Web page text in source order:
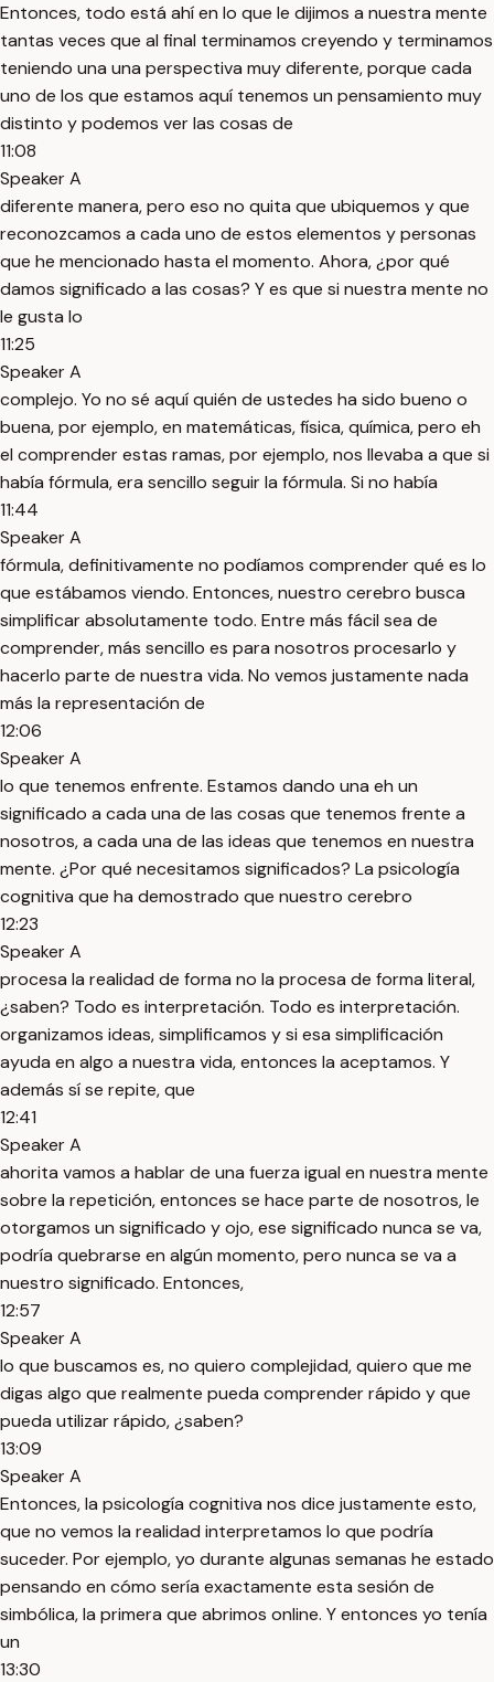
Entonces, todo está ahí en lo que le dijimos a nuestra mente
tantas veces que al final terminamos creyendo y terminamos
teniendo una una perspectiva muy diferente, porque cada
uno de los que estamos aquí tenemos un pensamiento muy
distinto y podemos ver las cosas de
11:08
Speaker A
diferente manera, pero eso no quita que ubiquemos y que
reconozcamos a cada uno de estos elementos y personas
que he mencionado hasta el momento. Ahora, ¿por qué
damos significado a las cosas? Y es que si nuestra mente no
le gusta lo
11:25
Speaker A
complejo. Yo no sé aquí quién de ustedes ha sido bueno o
buena, por ejemplo, en matemáticas, física, química, pero eh
el comprender estas ramas, por ejemplo, nos llevaba a que si
había fórmula, era sencillo seguir la fórmula. Si no había
11:44
Speaker A
fórmula, definitivamente no podíamos comprender qué es lo
que estábamos viendo. Entonces, nuestro cerebro busca
simplificar absolutamente todo. Entre más fácil sea de
comprender, más sencillo es para nosotros procesarlo y
hacerlo parte de nuestra vida. No vemos justamente nada
más la representación de
12:06
Speaker A
lo que tenemos enfrente. Estamos dando una eh un
significado a cada una de las cosas que tenemos frente a
nosotros, a cada una de las ideas que tenemos en nuestra
mente. ¿Por qué necesitamos significados? La psicología
cognitiva que ha demostrado que nuestro cerebro
12:23
Speaker A
procesa la realidad de forma no la procesa de forma literal,
¿saben? Todo es interpretación. Todo es interpretación.
organizamos ideas, simplificamos y si esa simplificación
ayuda en algo a nuestra vida, entonces la aceptamos. Y
además sí se repite, que
12:41
Speaker A
ahorita vamos a hablar de una fuerza igual en nuestra mente
sobre la repetición, entonces se hace parte de nosotros, le
otorgamos un significado y ojo, ese significado nunca se va,
podría quebrarse en algún momento, pero nunca se va a
nuestro significado. Entonces,
12:57
Speaker A
lo que buscamos es, no quiero complejidad, quiero que me
digas algo que realmente pueda comprender rápido y que
pueda utilizar rápido, ¿saben?
13:09
Speaker A
Entonces, la psicología cognitiva nos dice justamente esto,
que no vemos la realidad interpretamos lo que podría
suceder. Por ejemplo, yo durante algunas semanas he estado
pensando en cómo sería exactamente esta sesión de
simbólica, la primera que abrimos online. Y entonces yo tenía
un
13:30